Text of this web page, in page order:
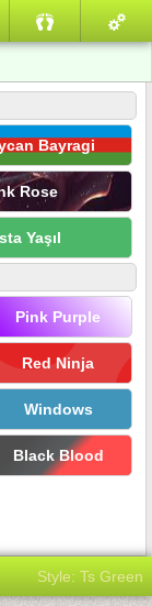
Bayragi
Rose
Yaşıl
Pink Purple
Red Ninja
Windows
Black Blood
Style: Ts Green